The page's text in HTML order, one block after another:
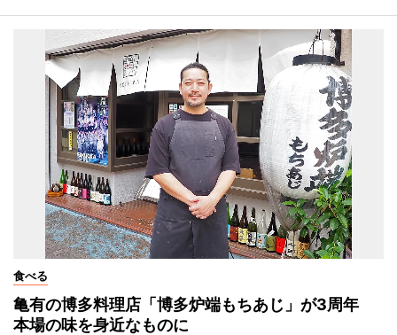
食べる
亀有の博多料理店「博多炉端もちあじ」が3周年
本場の味を身近なものに